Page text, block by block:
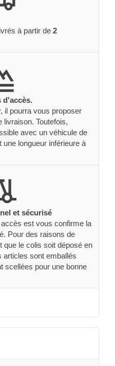
à partir de 2
d'accès.
il pourra vous proposer
livraison. Toutefois,
avec un véhicule de
longueur inférieure à
et sécurisé
est vous confirme la
Pour des raisons de
que le colis soit déposé en
articles sont emballés
scellées pour une bonne